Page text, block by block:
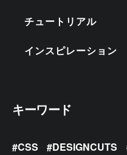
チュートリアル
インスピレーション
キーワード
CSS DESIGNCUTS